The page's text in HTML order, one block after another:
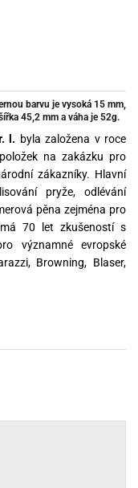
barvu je vysoká 15 mm,
45,2 mm a váha je 52g.
l. byla založena v roce
na zakázku pro
zákazníky. Hlavní
pryže, odlévání
pěna zejména pro
70 let zkušeností s
významné evropské
Browning, Blaser,